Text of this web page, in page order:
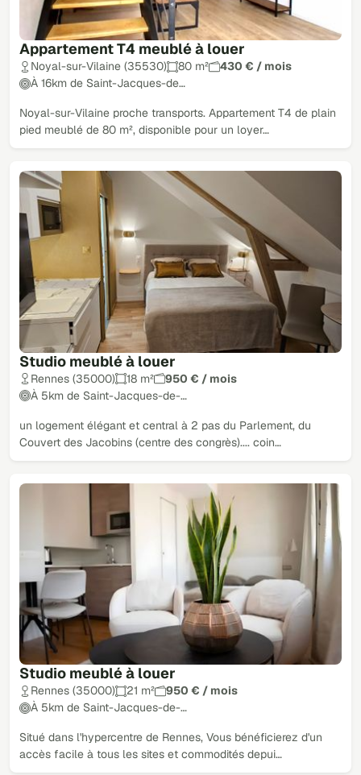
Appartement T4 meublé à louer
Noyal-sur-Vilaine (35530) 80 m²
430 € / mois
À 16km de Saint-Jacques-de…
Noyal-sur-Vilaine proche transports. Appartement T4 de plain
pied meublé de 80 m², disponible pour un loyer…
Studio meublé à louer
Rennes (35000) 18 m²
950 € / mois
À 5km de Saint-Jacques-de-…
un logement élégant et central à 2 pas du Parlement, du
Couvert des Jacobins (centre des congrès).... coin…
Studio meublé à louer
Rennes (35000) 21 m²
950 € / mois
À 5km de Saint-Jacques-de-…
Situé dans l'hypercentre de Rennes, Vous bénéficierez d'un
accès facile à tous les sites et commodités depui…